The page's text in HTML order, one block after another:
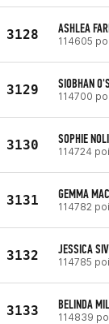
3128 ASHLEA
114605
3129 SIOBHAN
114700
3130 SOPHIE
114724
3131 GEMMA
114782
3132 JESSICA
114785
3133 BELINDA
114839